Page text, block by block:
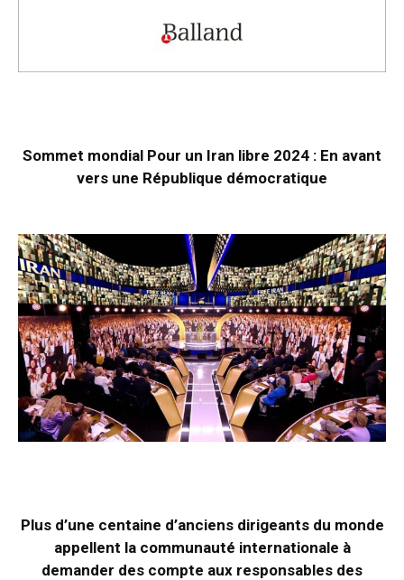
Sommet mondial Pour un Iran libre 2024 : En avant
vers une République démocratique
Plus d’une centaine d’anciens dirigeants du monde
appellent la communauté internationale à
demander des compte aux responsables des